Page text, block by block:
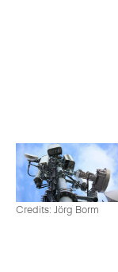
Credits: Jörg Borm